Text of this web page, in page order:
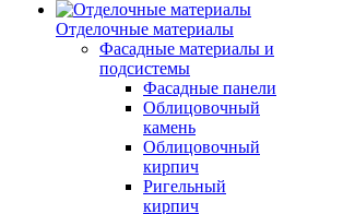
Отделочные материалы
Фасадные материалы и
подсистемы
Фасадные панели
Облицовочный
камень
Облицовочный
кирпич
Ригельный
кирпич